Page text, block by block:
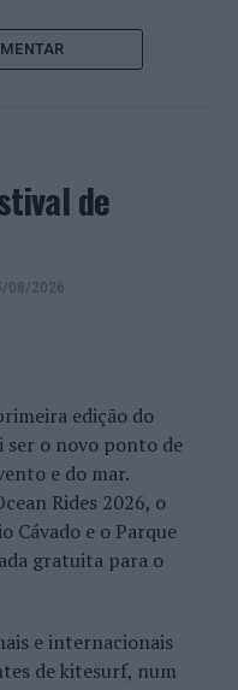
Mendes
vai beneficiar de
de fichas de todas as
de
08/2026
edição do
ser o novo ponto de
e do mar.
Rides 2026, o
Cávado e o Parque
gratuita para o
e internacionais
de kitesurf, num